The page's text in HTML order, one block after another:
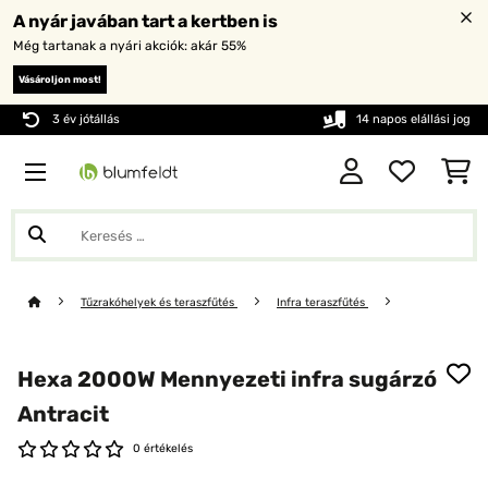
A nyár javában tart a kertben is
Még tartanak a nyári akciók: akár 55%
Vásároljon most!
3 év jótállás 14 napos elállási jog
Tűzrakóhelyek és teraszfűtés Infra teraszfűtés
Hexa 2000W Mennyezeti infra sugárzó
Antracit
0 értékelés